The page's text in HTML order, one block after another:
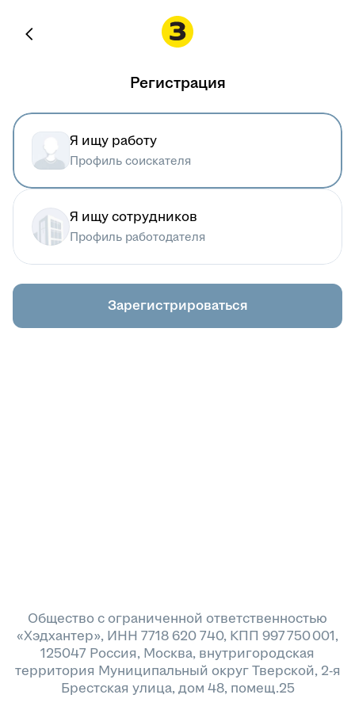
Регистрация
Я ищу работу
Профиль соискателя
Я ищу сотрудников
Профиль работодателя
Зарегистрироваться
Общество с ограниченной ответственностью
«Хэдхантер», ИНН 7718 620 740, КПП 997 750 001,
125047 Россия, Москва, внутригородская
территория Муниципальный округ Тверской, 2-я
Брестская улица, дом 48, помещ.25